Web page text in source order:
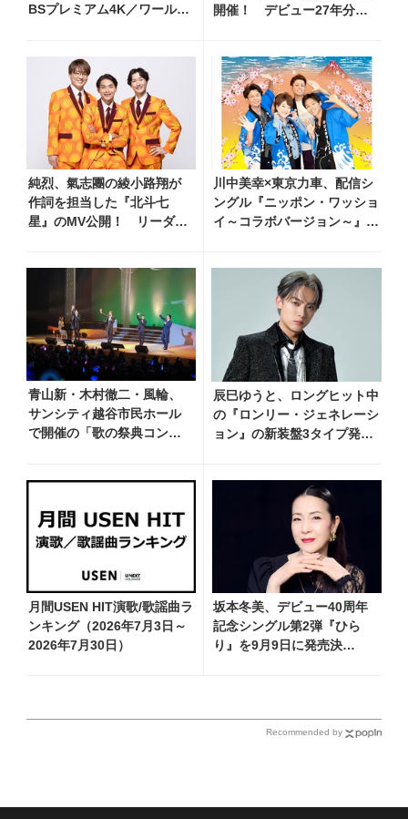
BSプレミアム4K／ワール
ろし、福田こうへい 他登
場、曲目や見どころをお届
開催！ デビュー27年分の
純烈、氣志團の綾小路翔が
作詞を担当した『北斗七
星』のMV公開！ リーダ
川中美幸×東京力車、配信シ
ングル『ニッポン・ワッショ
イ～コラボバージョン～』8
青山新・木村徹二・風輪、
サンシティ越谷市民ホール
で開催の「歌の祭典コンサ
躍るステージを披露
辰巳ゆうと、ロングヒット中
の『ロンリー・ジェネレーシ
ョン』の新装盤3タイプ発売
月間USEN HIT演歌/歌謡曲ラ
ンキング（2026年7月3日～
2026年7月30日）
坂本冬美、デビュー40周年
記念シングル第2弾『ひら
り』を9月9日に発売決
Recommended by